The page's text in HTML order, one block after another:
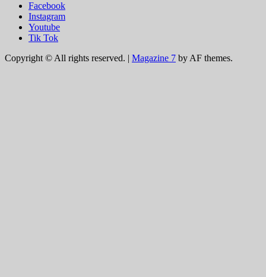
Facebook
Instagram
Youtube
Tik Tok
Copyright © All rights reserved. | Magazine 7 by AF themes.